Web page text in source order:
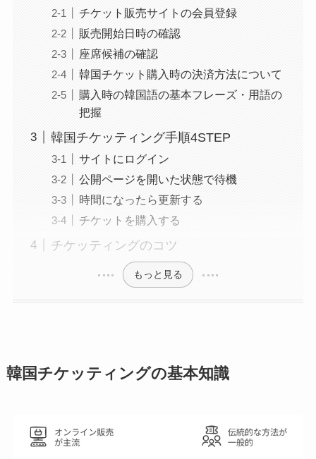
チケット販売サイトの会員登録
販売開始日時の確認
座席候補の確認
韓国チケット購入時の決済方法について
購入時の韓国語の基本フレーズ・用語の
把握
韓国チケッティング手順4STEP
サイトにログイン
公開ページを開いた状態で待機
時間になったら更新する
チケットを購入する
チケッティングのコツ
もっと見る
韓国チケッティングの基本知識